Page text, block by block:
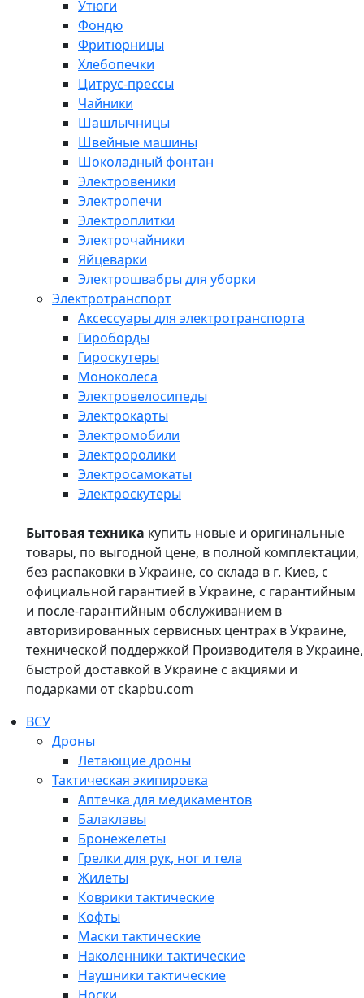
Утюги
Фондю
Фритюрницы
Хлебопечки
Цитрус-прессы
Чайники
Шашлычницы
Швейные машины
Шоколадный фонтан
Электровеники
Электропечи
Электроплитки
Электрочайники
Яйцеварки
Электрошвабры для уборки
Электротранспорт
Аксессуары для электротранспорта
Гироборды
Гироскутеры
Моноколеса
Электровелосипеды
Электрокарты
Электромобили
Электроролики
Электросамокаты
Электроскутеры
Бытовая техника купить новые и оригинальные
товары, по выгодной цене, в полной комплектации,
без распаковки в Украине, со склада в г. Киев, с
официальной гарантией в Украине, с гарантийным
и после-гарантийным обслуживанием в
авторизированных сервисных центрах в Украине,
технической поддержкой Производителя в Украине,
быстрой доставкой в Украине с акциями и
подарками от ckapbu.com
ВСУ
Дроны
Летающие дроны
Тактическая экипировка
Аптечка для медикаментов
Балаклавы
Бронежелеты
Грелки для рук, ног и тела
Жилеты
Коврики тактические
Кофты
Маски тактические
Наколенники тактические
Наушники тактические